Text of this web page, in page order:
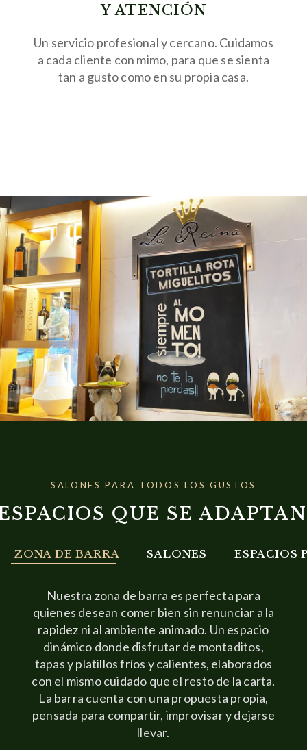
Y ATENCIÓN
Un servicio profesional y cercano. Cuidamos
a cada cliente con mimo, para que se sienta
tan a gusto como en su propia casa.
SALONES PARA TODOS LOS GUSTOS
QUE SE ADAPTAN
ZONA DE BARRA SALONES ESPACIOS
Nuestra zona de barra es perfecta para
quienes desean comer bien sin renunciar a la
rapidez ni al ambiente animado. Un espacio
dinámico donde disfrutar de montaditos,
tapas y platillos fríos y calientes, elaborados
con el mismo cuidado que el resto de la carta.
La barra cuenta con una propuesta propia,
pensada para compartir, improvisar y dejarse
llevar.